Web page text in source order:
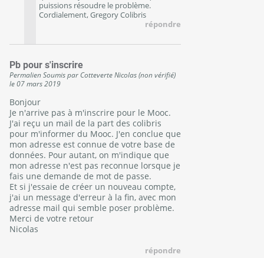
puissions résoudre le problème.
Cordialement, Gregory Colibris
répondre
Pb pour s'inscrire
PermalienSoumis par Cotteverte Nicolas (non vérifié)
le07 mars 2019
Bonjour
Je n'arrive pas à m'inscrire pour le Mooc.
J'ai reçu un mail de la part des colibris
pour m'informer du Mooc. J'en conclue que
mon adresse est connue de votre base de
données. Pour autant, on m'indique que
mon adresse n'est pas reconnue lorsque je
fais une demande de mot de passe.
Et si j'essaie de créer un nouveau compte,
j'ai un message d'erreur à la fin, avec mon
adresse mail qui semble poser problème.
Merci de votre retour
Nicolas
répondre